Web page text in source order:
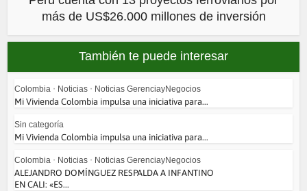
más de US$26.000 millones de inversión
También te puede interesar
Colombia • Noticias • Noticias GerenciayNegocios
Mi Vivienda Colombia impulsa una iniciativa para...
Sin categoría
Mi Vivienda Colombia impulsa una iniciativa para...
Colombia • Noticias • Noticias GerenciayNegocios
ALEJANDRO DOMÍNGUEZ RESPALDA A INFANTINO
EN CALI: «ES...